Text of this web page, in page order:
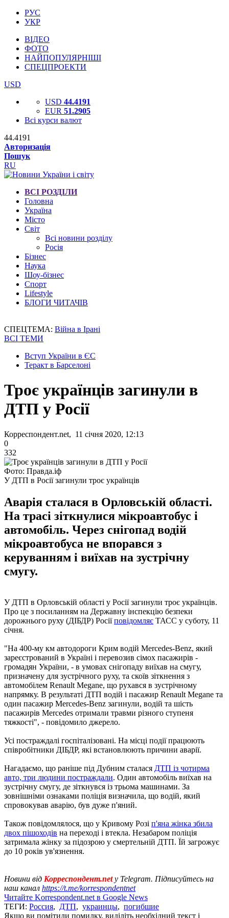
РУС
УКР
ВІДЕО
ФОТО
НАЙПОПУЛЯРНІШІ
СПЕЦПРОЕКТИ
USD
USD 44.4191
EUR 51.2905
Всі курси валют
44.4191
Авторизація
Пошук
RU
ВСІ РОЗДІЛИ
Головна
Україна
Місто
Світ
Всі новини розділу
Росія
Бізнес
Наука
Шоу-бізнес
Спорт
Lifestyle
БЛОГИ ЧИТАЧІВ
СПЕЦТЕМА: Війна в Ірані
ВСІ ТЕМИ
Вступ України в ЄС
Теракт в Барселоні
Троє українців загинули в
ДТП у Росії
Корреспондент.net, 11 січня 2020, 12:13
0
332
Фото: Правда.іф
У ДТП в Росії загинули троє українців
Аварія сталася в Орловській області.
На трасі зіткнулися мікроавтобус і
автомобіль. Через снігопад водій
мікроавтобуса не впорався з
керуванням і виїхав на зустрічну
смугу.
У ДТП в Орловській області у Росії загинули троє українців.
Про це з посиланням на Державну інспекцію безпеки
дорожнього руху (ДІБДР) Росіїповідомляє ТАСС у суботу, 11
січня.
"На 400-му км автодороги Крим водій Mercedes-Benz, який
зареєстрований в Україні і перевозив сімох пасажирів -
громадян України, - в умовах снігопаду виїхав на смугу,
призначену для зустрічного руху, та скоїв зіткнення з
автомобілем Renault Megane, що рухався в зустрічному
напрямку. В результаті ДТП водій і пасажир Renault Megane та
один пасажир Mercedes-Benz загинули, водій та шість
пасажирів Mercedes отримали травми різного ступеня
тяжкості", - повідомило джерело.
Усі постраждалі госпіталізовані. На місці події працюють
співробітники ДІБДР, які встановлюють причини аварії.
Нагадаємо, що раніше під Дубним сталася ДТП із чотирма
авто, три людини постраждали. Один автомобіль виїхав на
зустрічну смугу, де зіткнувся із трьома машинами. За
зовнішніми ознаками поліція визначила, що водій, який
спровокував аварію, був дуже п'яний.
Також повідомлялося, що у Кривому Розі п'яна жінка збила
двох пішоходів на переході і втекла. Незабаром поліція
затримала жінку за підозрою у смертельній ДТП. Їй загрожує
до 10 років ув'язнення.
Новини від Корреспондент.netу Telegram. Підписуйтесь на
наш канал https://t.me/korrespondentnet
Читайте Korrespondent.net в Google News
ТЕГИ: Россия, ДТП, украинцы, погибшие
Якщо ви помітили помилку, виділіть необхідний текст і